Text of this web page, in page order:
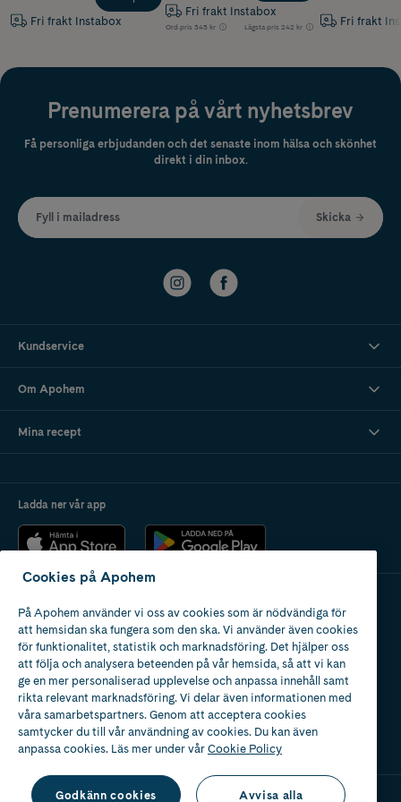
Fri frakt Instabox
Fri frakt Instabox
Ord.pris 345 kr Lägsta pris 242 kr Fri frakt
Prenumerera på vårt nyhetsbrev
Få personliga erbjudanden och det senaste inom hälsa och skönhet
direkt i din inbox.
Fyll i mailadress Skicka
Kundservice
Om Apohem
Mina recept
Ladda ner vår app
Apotek med tillstånd
av Läkemedelsverket
Cookies på Apohem
På Apohem använder vi oss av cookies som är nödvändiga för
att hemsidan ska fungera som den ska. Vi använder även cookies
för funktionalitet, statistik och marknadsföring. Det hjälper oss
att följa och analysera beteenden på vår hemsida, så att vi kan
ge en mer personaliserad upplevelse och anpassa innehåll samt
rikta relevant marknadsföring. Vi delar även informationen med
våra samarbetspartners. Genom att acceptera cookies
samtycker du till vår användning av cookies. Du kan även
anpassa cookies. Läs mer under vårCookie Policy
Godkänn cookies Avvisa alla